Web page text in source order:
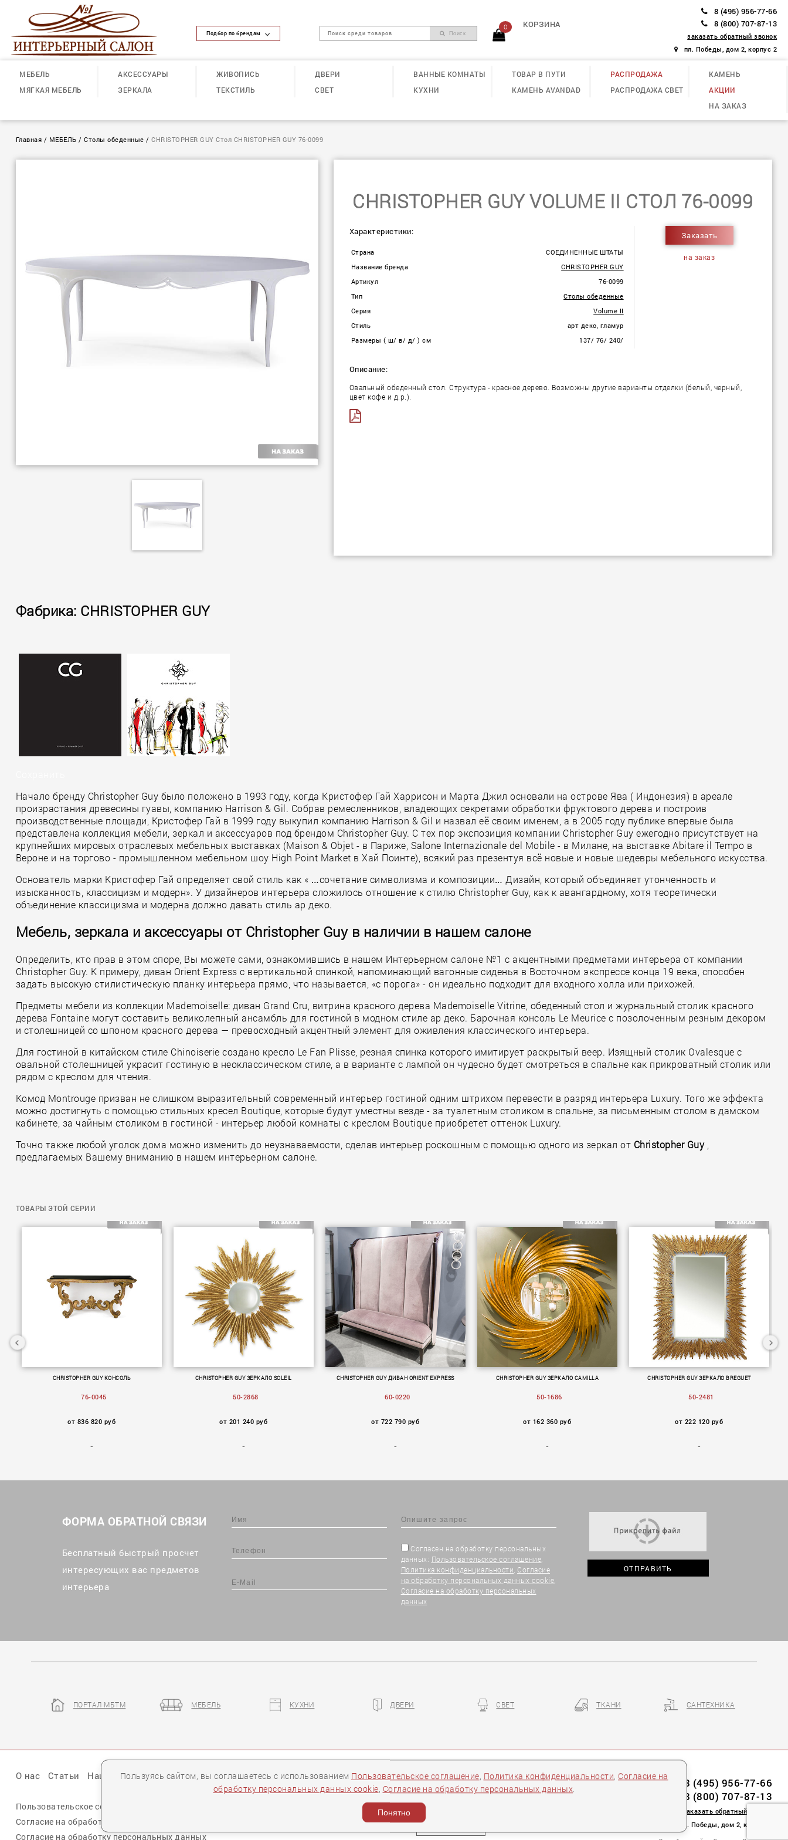
Подбор по брендам Поиск
0 КОРЗИНА
8 (495) 956-77-66
8 (800) 707-87-13
заказать обратный звонок
пл. Победы, дом 2, корпус 2
МЕБЕЛЬ
МЯГКАЯ МЕБЕЛЬ
АКСЕССУАРЫ
ЗЕРКАЛА
ЖИВОПИСЬ
ТЕКСТИЛЬ
ДВЕРИ
СВЕТ
ВАННЫЕ КОМНАТЫ
КУХНИ
ТОВАР В ПУТИ
КАМЕНЬ AVANDAD
РАСПРОДАЖА
РАСПРОДАЖА СВЕТ
КАМЕНЬ
АКЦИИ
НА ЗАКАЗ
Главная / МЕБЕЛЬ /Столы обеденные /CHRISTOPHER GUY Стол CHRISTOPHER GUY 76-0099
CHRISTOPHER GUY VOLUME II СТОЛ 76-0099
Характеристики:
Страна
СОЕДИНЕННЫЕ ШТАТЫ
Название бренда
CHRISTOPHER GUY
Артикул
76-0099
Тип
Столы обеденные
Серия
Volume II
Стиль
арт деко, гламур
Размеры ( ш/ в/ д/ ) см
137/ 76/ 240/
Заказать
на заказ
Описание:
Овальный обеденный стол. Структура - красное дерево. Возможны другие варианты отделки (белый, черный,
цвет кофе и д.р.).
Фабрика: CHRISTOPHER GUY
Начало бренду Christopher Guy было положено в 1993 году, когда Кристофер Гай Харрисон и Марта Джил основали на острове Ява ( Индонезия) в ареале
произрастания древесины гуавы, компанию Harrison & Gil. Собрав ремесленников, владеющих секретами обработки фруктового дерева и построив
производственные площади, Кристофер Гай в 1999 году выкупил компанию Harrison & Gil и назвал её своим именем, а в 2005 году публике впервые была
представлена коллекция мебели, зеркал и аксессуаров под брендом Christopher Guy. С тех пор экспозиция компании Christopher Guy ежегодно присутствует на
крупнейших мировых отраслевых мебельных выставках (Maison & Objet - в Париже, Salone Internazionale del Mobile - в Милане, на выставке Abitare il Tempo в
Вероне и на торгово - промышленном мебельном шоу High Point Market в Хай Поинте), всякий раз презентуя всё новые и новые шедевры мебельного искусства.
Основатель марки Кристофер Гай определяет свой стиль как « …сочетание символизма и композиции… Дизайн, который объединяет утонченность и
изысканность, классицизм и модерн». У дизайнеров интерьера сложилось отношение к стилю Christopher Guy, как к авангардному, хотя теоретически
объединение классицизма и модерна должно давать стиль ар деко.
Мебель, зеркала и аксессуары от Christopher Guy в наличии в нашем салоне
Определить, кто прав в этом споре, Вы можете сами, ознакомившись в нашем Интерьерном салоне №1 с акцентными предметами интерьера от компании
Christopher Guy. К примеру, диван Orient Express с вертикальной спинкой, напоминающий вагонные сиденья в Восточном экспрессе конца 19 века, способен
задать высокую стилистическую планку интерьера прямо, что называется, «с порога» - он идеально подходит для входного холла или прихожей.
Предметы мебели из коллекции Mademoiselle: диван Grand Cru, витрина красного дерева Mademoiselle Vitrine, обеденный стол и журнальный столик красного
дерева Fontaine могут составить великолепный ансамбль для гостиной в модном стиле ар деко. Барочная консоль Le Meurice с позолоченным резным декором
и столешницей со шпоном красного дерева — превосходный акцентный элемент для оживления классического интерьера.
Для гостиной в китайском стиле Chinoiserie создано кресло Le Fan Plisse, резная спинка которого имитирует раскрытый веер. Изящный столик Ovalesque с
овальной столешницей украсит гостиную в неоклассическом стиле, а в варианте с лампой он чудесно будет смотреться в спальне как прикроватный столик или
рядом с креслом для чтения.
Комод Montrouge призван не слишком выразительный современный интерьер гостиной одним штрихом перевести в разряд интерьера Luxury. Того же эффекта
можно достигнуть с помощью стильных кресел Boutique, которые будут уместны везде - за туалетным столиком в спальне, за письменным столом в дамском
кабинете, за чайным столиком в гостиной - интерьер любой комнаты с креслом Boutique приобретет оттенок Luxury.
Точно также любой уголок дома можно изменить до неузнаваемости, сделав интерьер роскошным с помощью одного из зеркал от Christopher Guy,
предлагаемых Вашему вниманию в нашем интерьерном салоне.
ТОВАРЫ ЭТОЙ СЕРИИ
CHRISTOPHER GUY КОНСОЛЬ
76-0045
от 836 820 руб
CHRISTOPHER GUY ЗЕРКАЛО SOLEIL
50-2868
от 201 240 руб
CHRISTOPHER GUY ДИВАН ORIENT EXPRESS
60-0220
от 722 790 руб
CHRISTOPHER GUY ЗЕРКАЛО CAMILLA
50-1686
от 162 360 руб
CHRISTOPHER GUY ЗЕРКАЛО BREGUET
50-2481
от 222 120 руб
ФОРМА ОБРАТНОЙ СВЯЗИ
Бесплатный быстрый просчет
интересующих вас предметов
интерьера
Согласен на обработку персональных
данных: Пользовательское соглашение,
Политика конфиденциальности, Согласие
на обработку персональных данных cookie,
Согласие на обработку персональных
данных
Пользуясь сайтом, вы соглашаетесь с использованием Пользовательское соглашение, Политика конфиденциальности, Согласие на
обработку персональных данных cookie, Согласие на обработку персональных данных.
Понятно
ПОРТАЛ МБТМ МЕБЕЛЬ КУХНИ ДВЕРИ СВЕТ ТКАНИ САНТЕХНИКА
О нас Статьи Наши презентации Бренды Партнеры Контакты
Пользовательское соглашение
Согласие на обработку персональных данных cookie
Согласие на обработку персональных данных
Следите за нами:
8 (495) 956-77-66
8 (800) 707-87-13
заказать обратный звонок
пл. Победы, дом 2, корпус 2